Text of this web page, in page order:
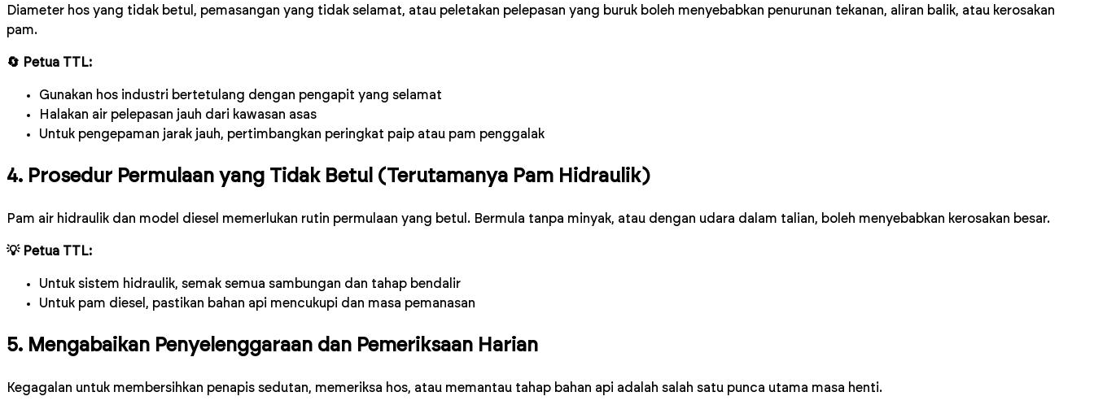
Diameter hos yang tidak betul, pemasangan yang tidak selamat, atau peletakan pelepasan yang buruk boleh menyebabkan penurunan tekanan, aliran balik, atau kerosakan
pam.
🔄 Petua TTL:
Gunakan hos industri bertetulang dengan pengapit yang selamat
Halakan air pelepasan jauh dari kawasan asas
Untuk pengepaman jarak jauh, pertimbangkan peringkat paip atau pam penggalak
4. Prosedur Permulaan yang Tidak Betul (Terutamanya Pam Hidraulik)
Pam air hidraulik dan model diesel memerlukan rutin permulaan yang betul. Bermula tanpa minyak, atau dengan udara dalam talian, boleh menyebabkan kerosakan besar.
💡 Petua TTL:
Untuk sistem hidraulik, semak semua sambungan dan tahap bendalir
Untuk pam diesel, pastikan bahan api mencukupi dan masa pemanasan
5. Mengabaikan Penyelenggaraan dan Pemeriksaan Harian
Kegagalan untuk membersihkan penapis sedutan, memeriksa hos, atau memantau tahap bahan api adalah salah satu punca utama masa henti.